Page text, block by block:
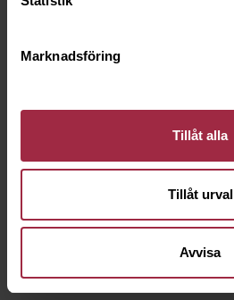
Marknadsföring
Tillåt alla
Tillåt urval
Avvisa